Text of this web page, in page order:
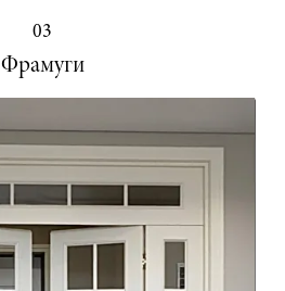
03
Фрамуги